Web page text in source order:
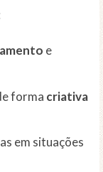
e
forma criativa
em situações